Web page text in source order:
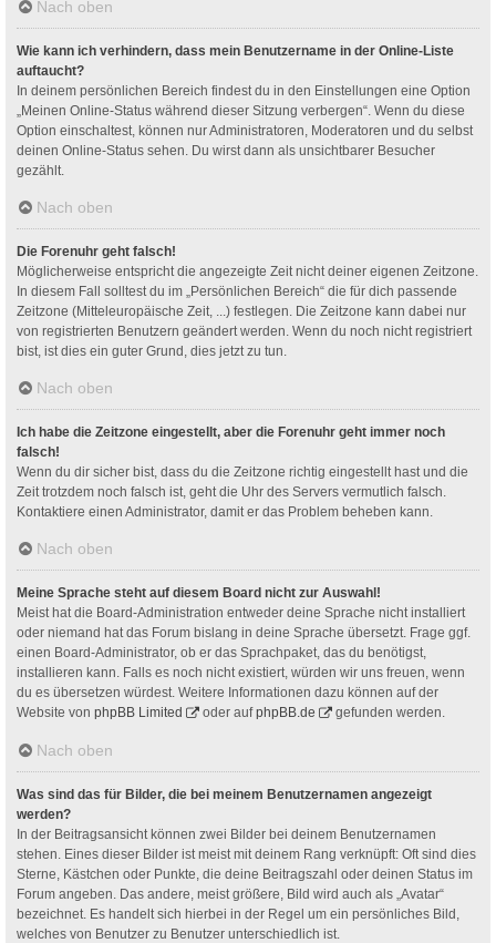
Nach oben
Wie kann ich verhindern, dass mein Benutzername in der Online-Liste
auftaucht?
In deinem persönlichen Bereich findest du in den Einstellungen eine Option
„Meinen Online-Status während dieser Sitzung verbergen“. Wenn du diese
Option einschaltest, können nur Administratoren, Moderatoren und du selbst
deinen Online-Status sehen. Du wirst dann als unsichtbarer Besucher
gezählt.
Nach oben
Die Forenuhr geht falsch!
Möglicherweise entspricht die angezeigte Zeit nicht deiner eigenen Zeitzone.
In diesem Fall solltest du im „Persönlichen Bereich“ die für dich passende
Zeitzone (Mitteleuropäische Zeit, ...) festlegen. Die Zeitzone kann dabei nur
von registrierten Benutzern geändert werden. Wenn du noch nicht registriert
bist, ist dies ein guter Grund, dies jetzt zu tun.
Nach oben
Ich habe die Zeitzone eingestellt, aber die Forenuhr geht immer noch
falsch!
Wenn du dir sicher bist, dass du die Zeitzone richtig eingestellt hast und die
Zeit trotzdem noch falsch ist, geht die Uhr des Servers vermutlich falsch.
Kontaktiere einen Administrator, damit er das Problem beheben kann.
Nach oben
Meine Sprache steht auf diesem Board nicht zur Auswahl!
Meist hat die Board-Administration entweder deine Sprache nicht installiert
oder niemand hat das Forum bislang in deine Sprache übersetzt. Frage ggf.
einen Board-Administrator, ob er das Sprachpaket, das du benötigst,
installieren kann. Falls es noch nicht existiert, würden wir uns freuen, wenn
du es übersetzen würdest. Weitere Informationen dazu können auf der
Website von phpBB Limited oder aufphpBB.de gefunden werden.
Nach oben
Was sind das für Bilder, die bei meinem Benutzernamen angezeigt
werden?
In der Beitragsansicht können zwei Bilder bei deinem Benutzernamen
stehen. Eines dieser Bilder ist meist mit deinem Rang verknüpft: Oft sind dies
Sterne, Kästchen oder Punkte, die deine Beitragszahl oder deinen Status im
Forum angeben. Das andere, meist größere, Bild wird auch als „Avatar“
bezeichnet. Es handelt sich hierbei in der Regel um ein persönliches Bild,
welches von Benutzer zu Benutzer unterschiedlich ist.